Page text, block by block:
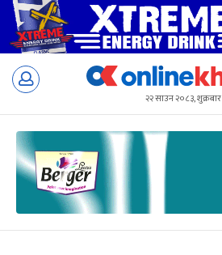
Skip
२२ साउन २०८३, शुक्रबार